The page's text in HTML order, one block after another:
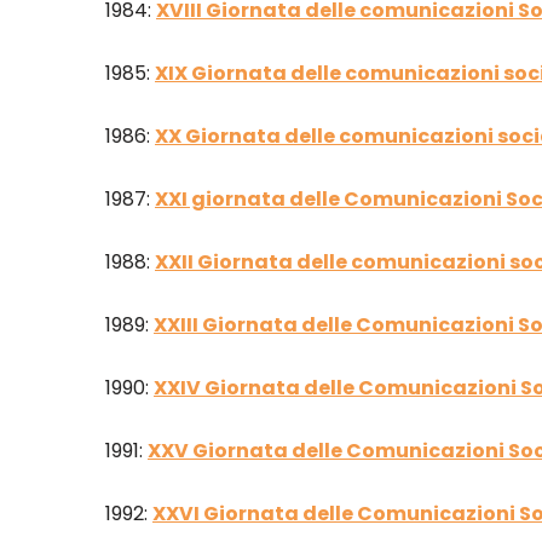
1984: XVIII Giornata delle comunicazioni
1985: XIX Giornata delle comunicazioni
1986: XX Giornata delle comunicazioni
1987: XXI giornata delle Comunicazioni
1988: XXII Giornata delle comunicazioni
1989: XXIII Giornata delle Comunicazioni
1990: XXIV Giornata delle Comunicazioni
1991: XXV Giornata delle Comunicazioni
1992: XXVI Giornata delle Comunicazioni